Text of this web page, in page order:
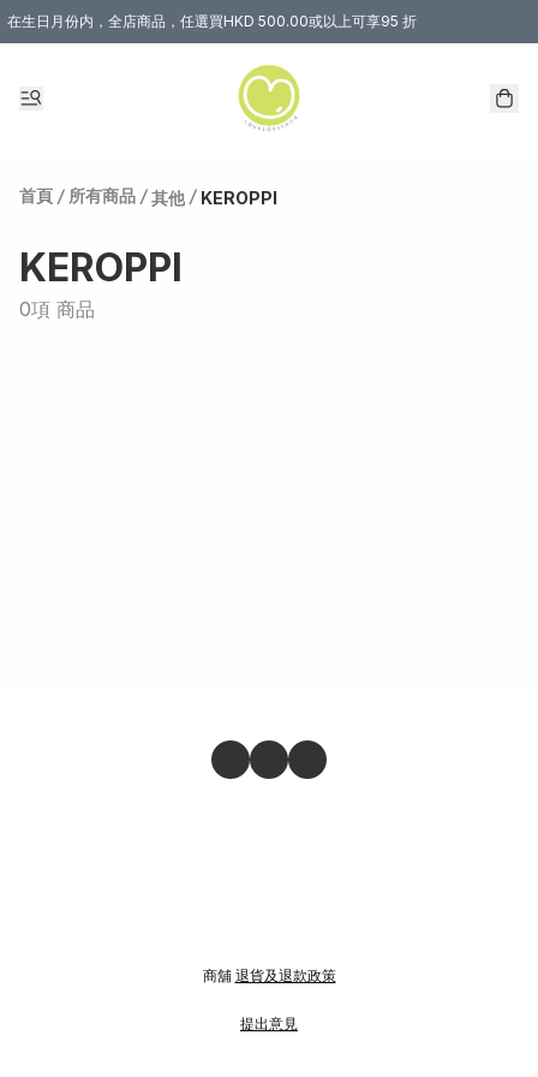
在生日月份内，全店商品，任選買HKD 500.00或以上可享95 折
首頁 / 所有商品 / 其他 / KEROPPI
KEROPPI
0項 商品
商舖 退貨及退款政策
提出意見